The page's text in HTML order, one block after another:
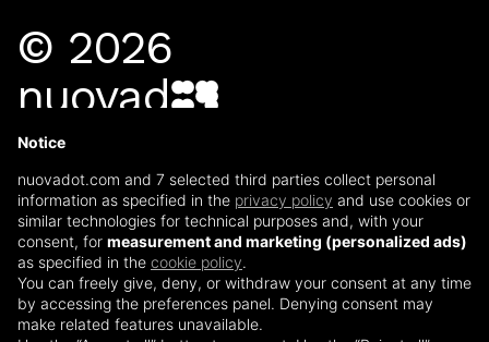
© 2026
nuovadot
CONTATTI
VIA PER GRUMELLO 61
24127 BERGAMO
INFO@NUOVADOT.COM
035 02 90 153
Notice
nuovadot.com and 7 selected third parties collect personal
information as specified in the privacy policy and use cookies or
similar technologies for technical purposes and, with your
consent, for measurement and marketing (personalized ads)
as specified in the cookie policy.
You can freely give, deny, or withdraw your consent at any time
by accessing the preferences panel. Denying consent may
make related features unavailable.